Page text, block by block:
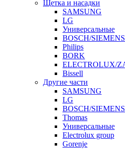
Щетка и насадки
SAMSUNG
LG
Универсальные
BOSCH/
Philips
BORK
ELECTROLUX/
Bissell
Другие части
SAMSUNG
LG
BOSCH/
Thomas
Универсальные
Electrolux group
Gorenje